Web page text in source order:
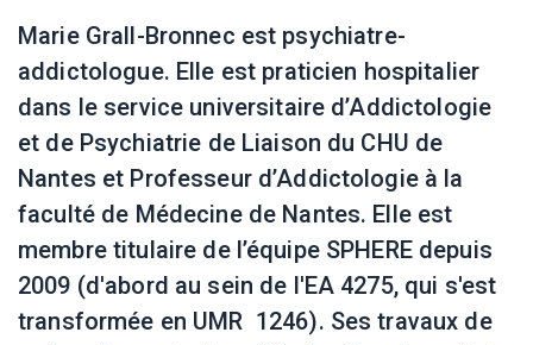
Marie Grall-Bronnec est psychiatre-
addictologue. Elle est praticien hospitalier
dans le service universitaire d’Addictologie
et de Psychiatrie de Liaison du CHU de
Nantes et Professeur d’Addictologie à la
faculté de Médecine de Nantes. Elle est
membre titulaire de l’équipe SPHERE depuis
2009 (d'abord au sein de l'EA 4275, qui s'est
transformée en UMR 1246). Ses travaux de